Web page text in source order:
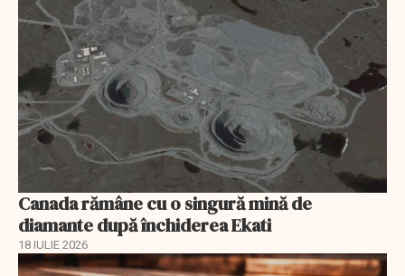
Canada rămâne cu o singură mină de
diamante după închiderea Ekati
18 IULIE 2026